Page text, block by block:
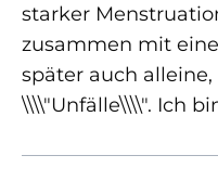
starker
zusammen mit
später auch
\\\\"Unfälle\\\\". Ich